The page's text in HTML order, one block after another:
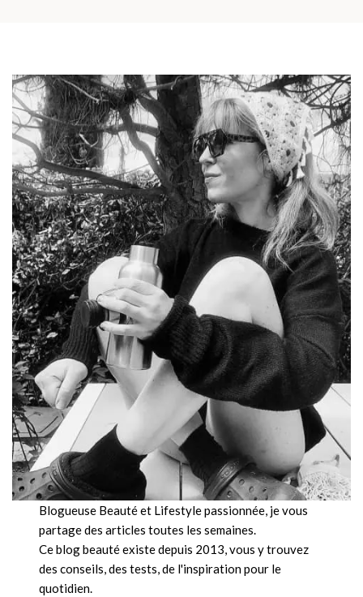
Blogueuse Beauté et Lifestyle passionnée, je vous
partage des articles toutes les semaines.
Ce blog beauté existe depuis 2013, vous y trouvez
des conseils, des tests, de l'inspiration pour le
quotidien.